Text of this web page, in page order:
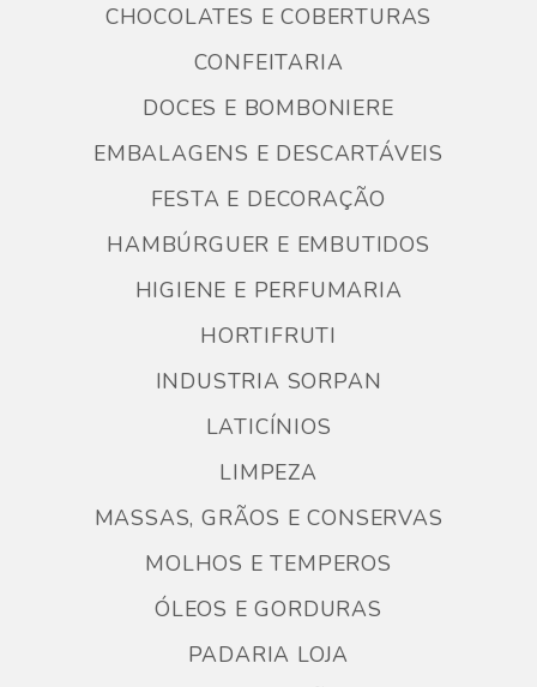
CHOCOLATES E COBERTURAS
CONFEITARIA
DOCES E BOMBONIERE
EMBALAGENS E DESCARTÁVEIS
FESTA E DECORAÇÃO
HAMBÚRGUER E EMBUTIDOS
HIGIENE E PERFUMARIA
HORTIFRUTI
INDUSTRIA SORPAN
LATICÍNIOS
LIMPEZA
MASSAS, GRÃOS E CONSERVAS
MOLHOS E TEMPEROS
ÓLEOS E GORDURAS
PADARIA LOJA